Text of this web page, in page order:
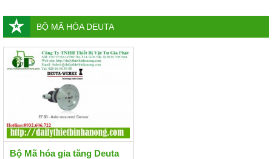
BỘ MÃ HÓA DEUTA
Bộ Mã hóa gia tăng Deuta